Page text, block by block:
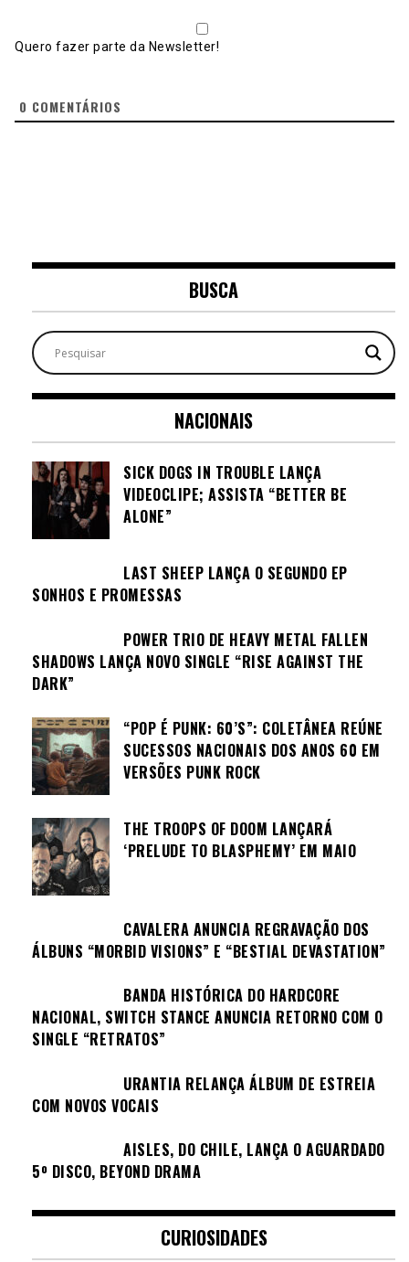
Quero fazer parte da Newsletter!
0 COMENTÁRIOS
BUSCA
NACIONAIS
SICK DOGS IN TROUBLE LANÇA
VIDEOCLIPE; ASSISTA “BETTER BE
ALONE”
LAST SHEEP LANÇA O SEGUNDO EP
SONHOS E PROMESSAS
POWER TRIO DE HEAVY METAL FALLEN
SHADOWS LANÇA NOVO SINGLE “RISE AGAINST THE
DARK”
“POP É PUNK: 60’S”: COLETÂNEA REÚNE
SUCESSOS NACIONAIS DOS ANOS 60 EM
VERSÕES PUNK ROCK
THE TROOPS OF DOOM LANÇARÁ
‘PRELUDE TO BLASPHEMY’ EM MAIO
CAVALERA ANUNCIA REGRAVAÇÃO DOS
ÁLBUNS “MORBID VISIONS” E “BESTIAL DEVASTATION”
BANDA HISTÓRICA DO HARDCORE
NACIONAL, SWITCH STANCE ANUNCIA RETORNO COM O
SINGLE “RETRATOS”
URANTIA RELANÇA ÁLBUM DE ESTREIA
COM NOVOS VOCAIS
AISLES, DO CHILE, LANÇA O AGUARDADO
5º DISCO, BEYOND DRAMA
CURIOSIDADES